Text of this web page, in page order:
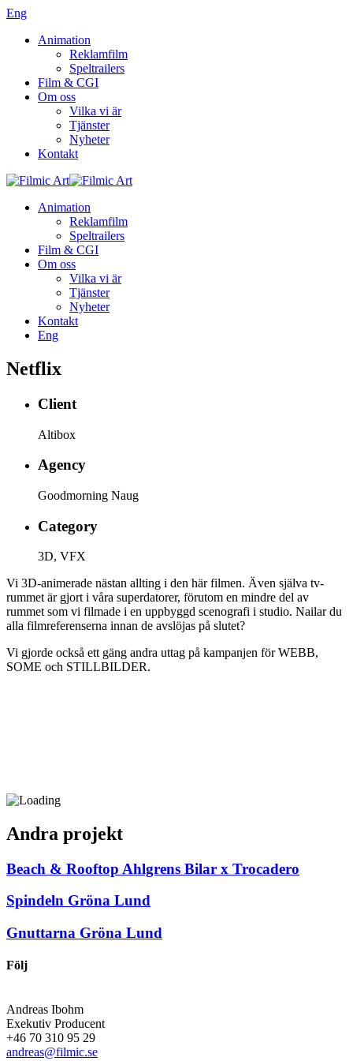
Eng
Animation
Reklamfilm
Speltrailers
Film & CGI
Om oss
Vilka vi är
Tjänster
Nyheter
Kontakt
Animation
Reklamfilm
Speltrailers
Film & CGI
Om oss
Vilka vi är
Tjänster
Nyheter
Kontakt
Eng
Netflix
Client
Altibox
Agency
Goodmorning Naug
Category
3D, VFX
Vi 3D-animerade nästan allting i den här filmen. Även själva tv-
rummet är gjort i våra superdatorer, förutom en mindre del av
rummet som vi filmade i en uppbyggd scenografi i studio. Nailar du
alla filmreferenserna innan de avslöjas på slutet?
Vi gjorde också ett gäng andra uttag på kampanjen för WEBB,
SOME och STILLBILDER.
Andra projekt
Beach & Rooftop Ahlgrens Bilar x Trocadero
Spindeln Gröna Lund
Gnuttarna Gröna Lund
Följ
Andreas Ibohm
Exekutiv Producent
+46 70 310 95 29
andreas@filmic.se